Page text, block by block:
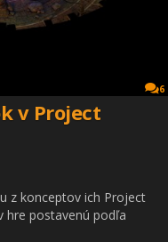
6
v Project
z konceptov ich Project
hre postavenú podľa